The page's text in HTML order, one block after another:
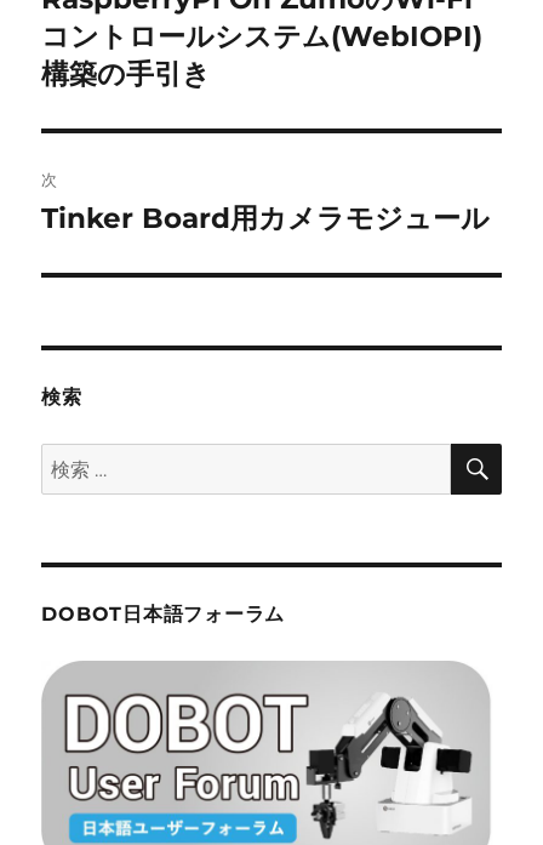
ナ
ビ
ゲ
ー
ン
の
投
コントロールシステム(WebIOPI)
構築の手引き
次
次
投
Tinker Board用カメラモジュール
検索
検
索:
検
DOBOT日本語フォーラム